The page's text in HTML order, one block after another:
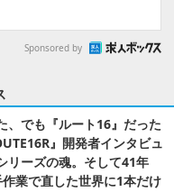
Sponsored by
、でも『ルート16』だった
』開発者インタビュ
リーズの魂。そして41年
業で直した世界に1本だけ